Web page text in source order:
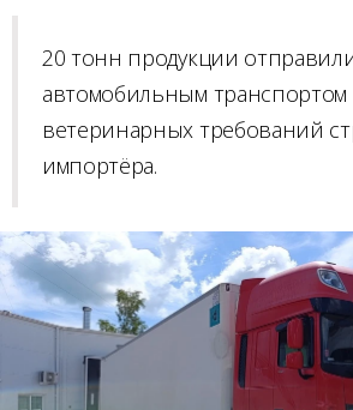
20 тонн продукции
автомобильным
ветеринарных требований
импортёра.